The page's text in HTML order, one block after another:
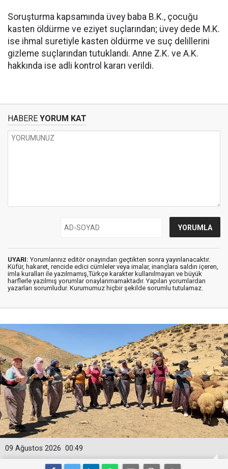
Soruşturma kapsamında üvey baba B.K., çocuğu
kasten öldürme ve eziyet suçlarından; üvey dede M.K.
ise ihmal suretiyle kasten öldürme ve suç delillerini
gizleme suçlarından tutuklandı. Anne Z.K. ve A.K.
hakkında ise adli kontrol kararı verildi.
HABERE YORUM KAT
UYARI: Yorumlarınız editör onayından geçtikten sonra yayınlanacaktır.
Küfür, hakaret, rencide edici cümleler veya imalar, inançlara saldırı içeren,
imla kuralları ile yazılmamış,Türkçe karakter kullanılmayan ve büyük
harflerle yazılmış yorumlar onaylanmamaktadır. Yapılan yorumlardan
yazarları sorumludur. Kurumumuz hiçbir şekilde sorumlu tutulamaz.
00:49
09 Ağustos 2026